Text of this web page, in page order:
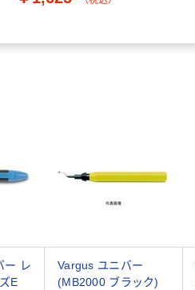
ー レ
E
Vargus ユニバー
(MB2000 ブラック)